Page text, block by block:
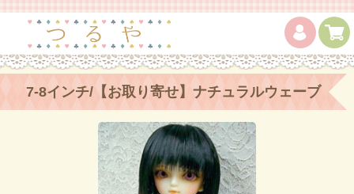
7-8インチ/【お取り寄せ】ナチュラルウェーブ
Black